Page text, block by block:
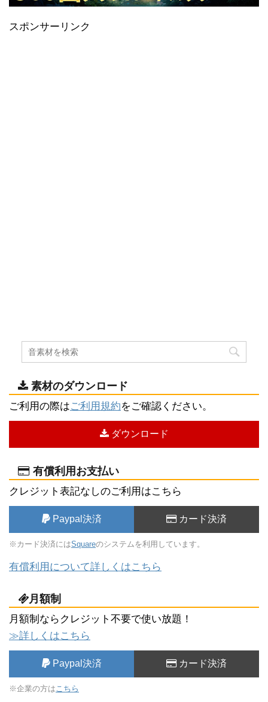
スポンサーリンク
素材のダウンロード
ご利用の際はご利用規約をご確認ください。
ダウンロード
有償利用お支払い
クレジット表記なしのご利用はこちら
Paypal決済 カード決済
※カード決済にはSquareのシステムを利用しています。
有償利用について詳しくはこちら
月額制
月額制ならクレジット不要で使い放題！
≫詳しくはこちら
Paypal決済 カード決済
※企業の方は こちら